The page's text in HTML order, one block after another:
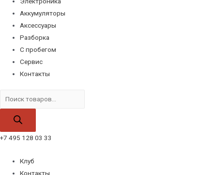
Аккумуляторы
Аксессуары
Разборка
С пробегом
Сервис
Контакты
товаров
+7 495 128 03 33
Клуб
Контакты